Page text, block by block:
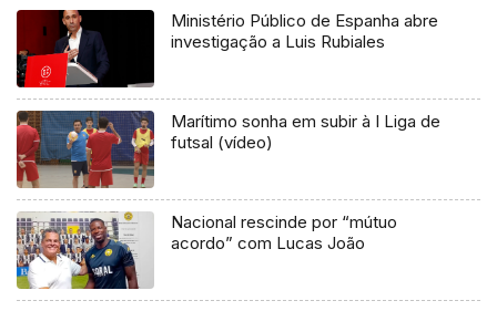
Ministério Público de Espanha abre
investigação a Luis Rubiales
Marítimo sonha em subir à I Liga de
futsal (vídeo)
Nacional rescinde por “mútuo
acordo” com Lucas João